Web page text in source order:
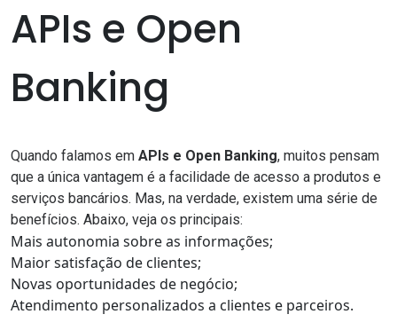
APIs e Open
Banking
Quando falamos em APIs e Open Banking, muitos pensam
que a única vantagem é a facilidade de acesso a produtos e
serviços bancários. Mas, na verdade, existem uma série de
benefícios. Abaixo, veja os principais:
Mais autonomia sobre as informações;
Maior satisfação de clientes;
Novas oportunidades de negócio;
Atendimento personalizados a clientes e parceiros.